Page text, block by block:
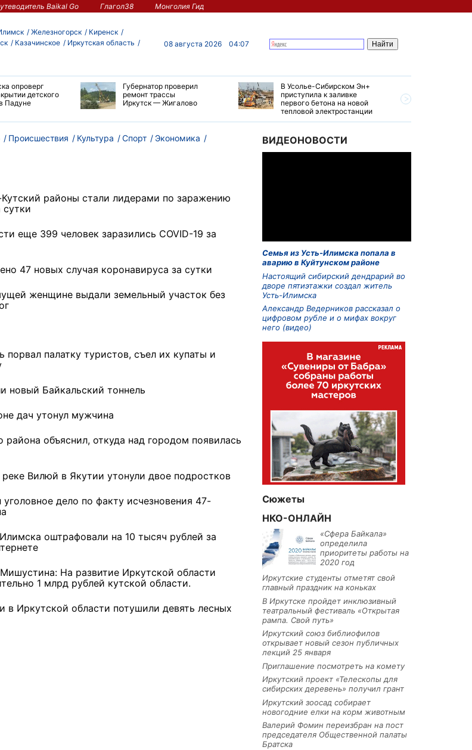
Baikal Go Глагол38 Монголия Гид
Железногорск
Киренск
Казачинское
Иркутская область
08 августа 2026 04:07
опроверг
детского
Падуне
Губернатор проверил
ремонт трассы
Иркутск — Жигалово
В Усолье-Сибирском Эн+
приступила к заливке
первого бетона на новой
тепловой электростанции
заём в 9
из Иркутской
Как стать «Земским
области
Происшествия Культура Спорт
Экономика
районы стали лидерами по заражению
еще 399 человек заразились COVID-19 за
47 новых случая коронавируса за сутки
женщине выдали земельный участок без
порвал палатку туристов, съел их купаты и
новый Байкальский тоннель
дач утонул мужчина
района объяснил, откуда над городом появилась
Вилюй в Якутии утонули двое подростков
дело по факту исчезновения 47-
оштрафовали на 10 тысяч рублей за
На развитие Иркутской области
1 млрд рублей кутской области.
в Иркутской области потушили девять лесных
ВИДЕОНОВОСТИ
Семья из Усть-Илимска попала в
аварию в Куйтунском районе
Настоящий сибирский дендрарий во
дворе пятиэтажки создал житель
Усть-Илимска
Александр Ведерников рассказал о
цифровом рубле и о мифах вокруг
него (видео)
Сюжеты
НКО-ОНЛАЙН
«Сфера Байкала»
определила
приоритеты работы на
2020 год
Иркутские студенты отметят свой
главный праздник на коньках
В Иркутске пройдет инклюзивный
театральный фестиваль «Открытая
рампа. Свой путь»
Иркутский союз библиофилов
открывает новый сезон публичных
лекций 25 января
Приглашение посмотреть на комету
Иркутский проект «Телескопы для
сибирских деревень» получил грант
Иркутский зоосад собирает
новогодние елки на корм животным
Валерий Фомин переизбран на пост
председателя Общественной палаты
Братска